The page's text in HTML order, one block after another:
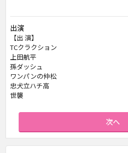
出演
【出 演】
TCクラクション
上田航平
孫ダッシュ
ワンパンの仲松
忠犬立ハチ高
世襲
次へ